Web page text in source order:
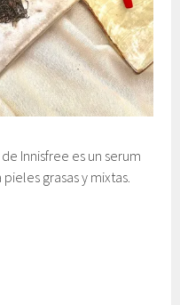
Innisfree es un serum
grasas y mixtas.